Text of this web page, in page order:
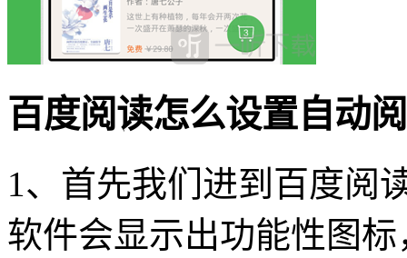
百度阅读怎么设置自动
1、首先我们进到百度阅
软件会显示出功能性图